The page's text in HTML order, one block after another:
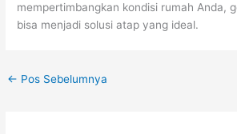
mempertimbangkan kondisi rumah Anda,
bisa menjadi solusi atap yang ideal.
← Pos Sebelumnya